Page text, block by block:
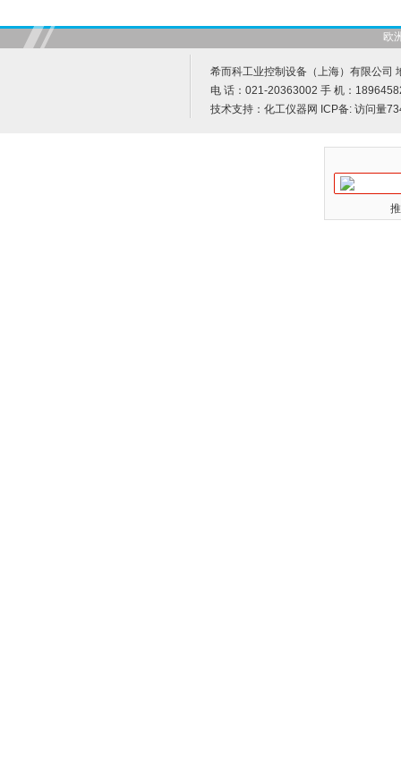
欧
希而科工业控制设备（上海）有限公司
电 话：021-20363002 手 机：
技术支持： 化工仪器网 ICP备: 访问量